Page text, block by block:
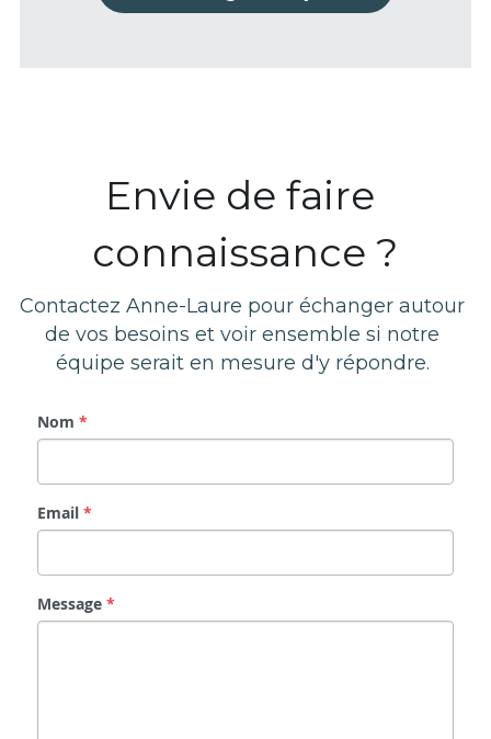
Envie de faire
connaissance ?
Contactez Anne-Laure pour échanger autour
de vos besoins et voir ensemble si notre
équipe serait en mesure d'y répondre.
Nom *
Email*
Message*